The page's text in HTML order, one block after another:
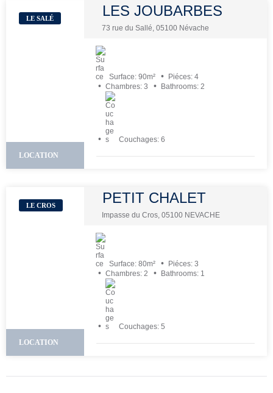
LE SALÉ
LOCATION
LES JOUBARBES
73 rue du Sallé, 05100 Névache
Surface: 90m² Piéces: 4
Chambres: 3 Bathrooms: 2
Couchages: 6
LE CROS
LOCATION
PETIT CHALET
Impasse du Cros, 05100 NEVACHE
Surface: 80m² Piéces: 3
Chambres: 2 Bathrooms: 1
Couchages: 5